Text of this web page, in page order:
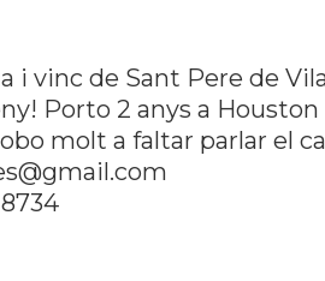
i vinc de Sant Pere de
Porto 2 anys a
molt a faltar parlar el